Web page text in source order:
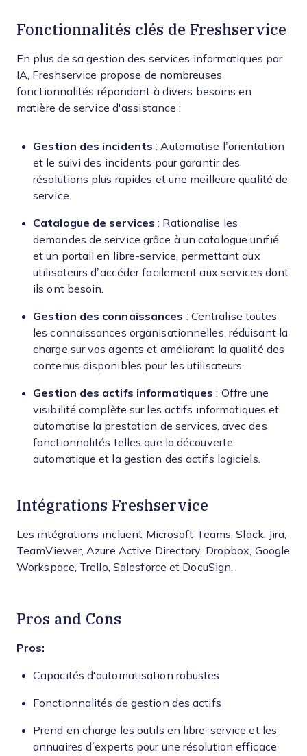
Fonctionnalités clés de Freshservice
En plus de sa gestion des services informatiques par
IA, Freshservice propose de nombreuses
fonctionnalités répondant à divers besoins en
matière de service d'assistance :
Gestion des incidents : Automatise l’orientation
et le suivi des incidents pour garantir des
résolutions plus rapides et une meilleure qualité de
service.
Catalogue de services : Rationalise les
demandes de service grâce à un catalogue unifié
et un portail en libre-service, permettant aux
utilisateurs d’accéder facilement aux services dont
ils ont besoin.
Gestion des connaissances : Centralise toutes
les connaissances organisationnelles, réduisant la
charge sur vos agents et améliorant la qualité des
contenus disponibles pour les utilisateurs.
Gestion des actifs informatiques : Offre une
visibilité complète sur les actifs informatiques et
automatise la prestation de services, avec des
fonctionnalités telles que la découverte
automatique et la gestion des actifs logiciels.
Intégrations Freshservice
Les intégrations incluent Microsoft Teams, Slack, Jira,
TeamViewer, Azure Active Directory, Dropbox, Google
Workspace, Trello, Salesforce et DocuSign.
Pros and Cons
Pros:
Capacités d'automatisation robustes
Fonctionnalités de gestion des actifs
Prend en charge les outils en libre-service et les
annuaires d’experts pour une résolution efficace